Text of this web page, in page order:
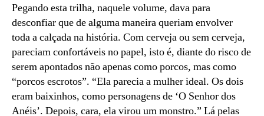
Pegando esta trilha, naquele volume, dava para
desconfiar que de alguma maneira queriam envolver
toda a calçada na história. Com cerveja ou sem cerveja,
pareciam confortáveis no papel, isto é, diante do risco de
serem apontados não apenas como porcos, mas como
“porcos escrotos”. “Ela parecia a mulher ideal. Os dois
eram baixinhos, como personagens de ‘O Senhor dos
Anéis’. Depois, cara, ela virou um monstro.” Lá pelas